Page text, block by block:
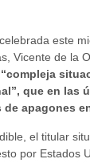
este
Vicente de la
que en las
de apagones
el titular
por Estados